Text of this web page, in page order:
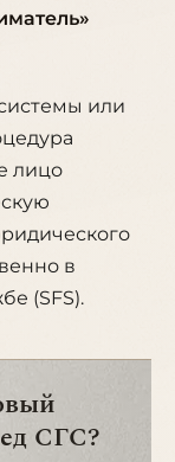
или
лицо
в
(SFS).
СГС?